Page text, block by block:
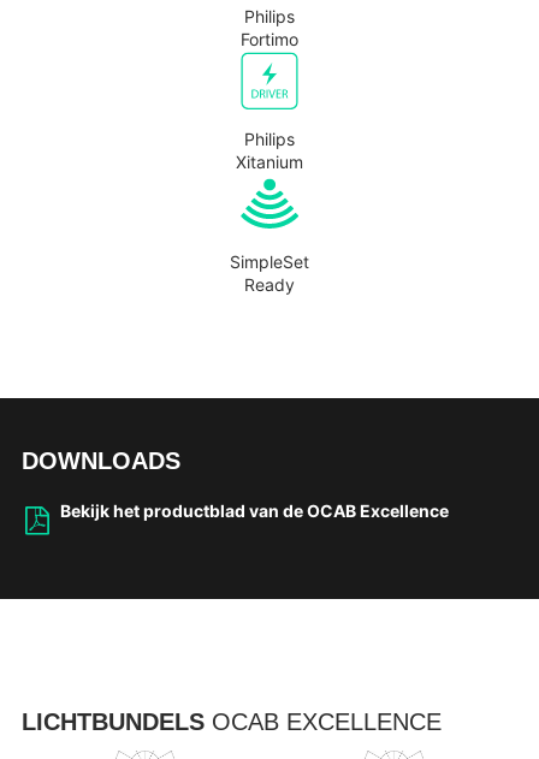
Philips
Fortimo
Philips
Xitanium
SimpleSet
Ready
DOWNLOADS
Bekijk het productblad van de OCAB Excellence
LICHTBUNDELS OCAB EXCELLENCE